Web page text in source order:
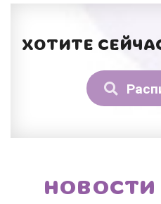
ХОТИТЕ
НОВОСТИ